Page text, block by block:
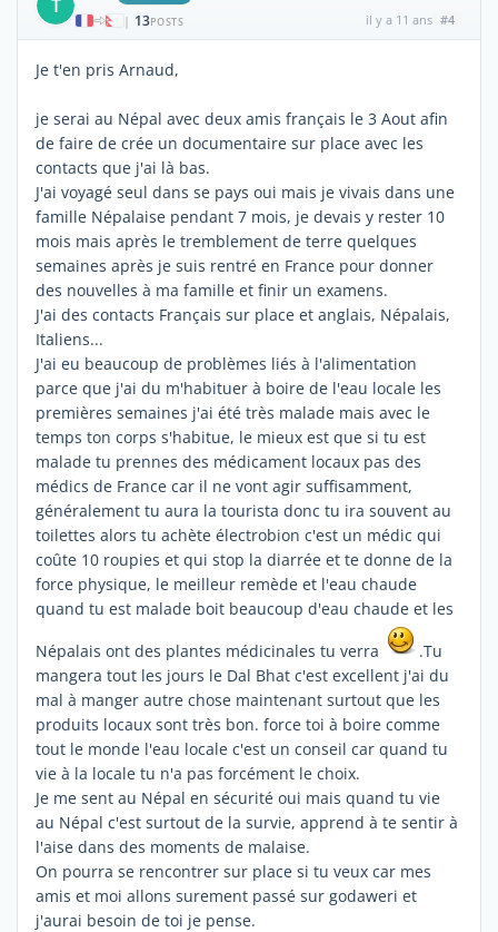
T
| 13POSTS il y a 11 ans #4
Je t'en pris Arnaud,
je serai au Népal avec deux amis français le 3 Aout afin
de faire de crée un documentaire sur place avec les
contacts que j'ai là bas.
J'ai voyagé seul dans se pays oui mais je vivais dans une
famille Népalaise pendant 7 mois, je devais y rester 10
mois mais après le tremblement de terre quelques
semaines après je suis rentré en France pour donner
des nouvelles à ma famille et finir un examens.
J'ai des contacts Français sur place et anglais, Népalais,
Italiens...
J'ai eu beaucoup de problèmes liés à l'alimentation
parce que j'ai du m'habituer à boire de l'eau locale les
premières semaines j'ai été très malade mais avec le
temps ton corps s'habitue, le mieux est que si tu est
malade tu prennes des médicament locaux pas des
médics de France car il ne vont agir suffisamment,
généralement tu aura la tourista donc tu ira souvent au
toilettes alors tu achète électrobion c'est un médic qui
coûte 10 roupies et qui stop la diarrée et te donne de la
force physique, le meilleur remède et l'eau chaude
quand tu est malade boit beaucoup d'eau chaude et les
Népalais ont des plantes médicinales tu verra
.Tu
mangera tout les jours le Dal Bhat c'est excellent j'ai du
mal à manger autre chose maintenant surtout que les
produits locaux sont très bon. force toi à boire comme
tout le monde l'eau locale c'est un conseil car quand tu
vie à la locale tu n'a pas forcément le choix.
Je me sent au Népal en sécurité oui mais quand tu vie
au Népal c'est surtout de la survie, apprend à te sentir à
l'aise dans des moments de malaise.
On pourra se rencontrer sur place si tu veux car mes
amis et moi allons surement passé sur godaweri et
j'aurai besoin de toi je pense.